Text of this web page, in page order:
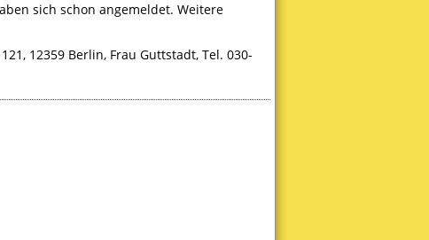
sich schon angemeldet. Weitere
12359 Berlin, Frau Guttstadt, Tel. 030-